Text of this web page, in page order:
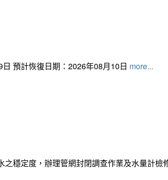
預計恢復日期：2026年08月10日 more...
穩定度，辦理管網封閉調查作業及水量計檢